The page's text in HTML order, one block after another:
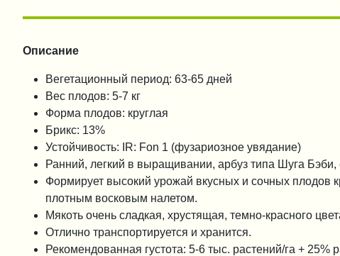
Описание
Вегетационный период: 63-65 дней
Вес плодов: 5-7 кг
Форма плодов: круглая
Брикс: 13%
Устойчивость: IR: Fon 1 (фузариозное увядание)
Ранний, легкий в выращивании, арбуз типа Шуга
Формирует высокий урожай вкусных и сочных плодов
плотным восковым налетом.
Мякоть очень сладкая, хрустящая, темно-красного
Отлично транспортируется и хранится.
Рекомендованная густота: 5-6 тыс. растений/га + 25%